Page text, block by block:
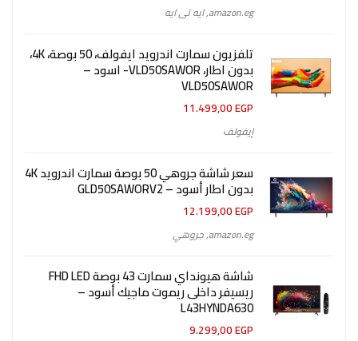
amazon.eg
,ايه تى ايه
تلفزيون سمارت اندرويد ايفولف، 50 بوصة، 4K،
بدون اطار، VLD50SAWOR- اسود –
VLD50SAWOR
11.499,00EGP
إيفولف
سعر شاشة جروهي 50 بوصة سمارت اندرويد 4K
بدون اطار أسود – GLD50SAWORV2
12.199,00EGP
amazon.eg
,جروهي
شاشة هيونداي سمارت 43 بوصة FHD LED
ريسيفر داخلى ريموت ماجيك أسود –
L43HYNDA630
9.299,00EGP